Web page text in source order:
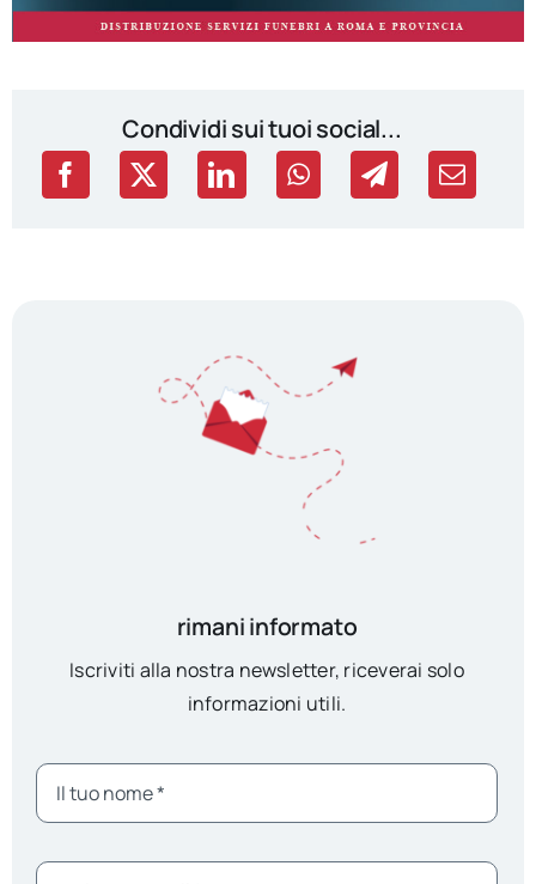
Condividi sui tuoi social...
rimani informato
Iscriviti alla nostra newsletter, riceverai solo
informazioni utili.